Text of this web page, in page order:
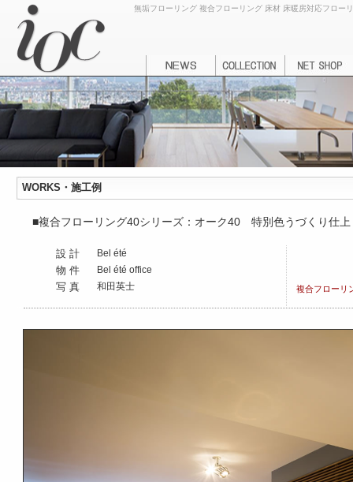
無垢フローリング 複合フローリング 床材 床暖房対応フロー
WORKS・施工例
■複合フローリング40シリーズ：オーク40 特別色うづくり仕上
設 計
物 件
写 真
Bel été
Bel été office
和田英士
複合フローリ